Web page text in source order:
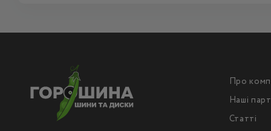
Про
Наші
Статті